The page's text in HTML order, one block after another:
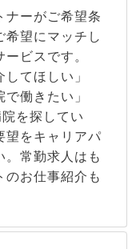
ナーがご希望条
希望にマッチし
ビスです。
てほしい」
働きたい」
を探してい
望をキャリアパ
。常勤求人はも
のお仕事紹介も